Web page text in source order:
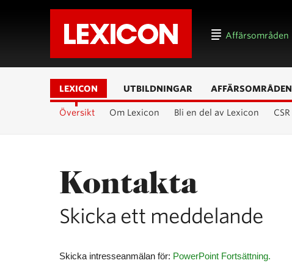
Affärsområden
LEXICON
Översikt Om Lexicon Bli en del av Lexicon CSR
UTBILDNINGAR AFFÄRSOMRÅDEN
Kontakta
Skicka ett meddelande
Skicka intresseanmälan för: PowerPoint Fortsättning.